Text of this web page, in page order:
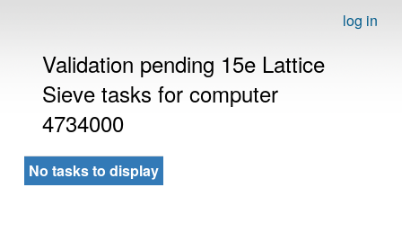
log in
Validation pending 15e Lattice
Sieve tasks for computer
4734000
No tasks to display